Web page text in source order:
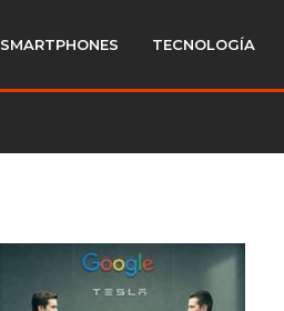
SMARTPHONES TECNOLOGÍA